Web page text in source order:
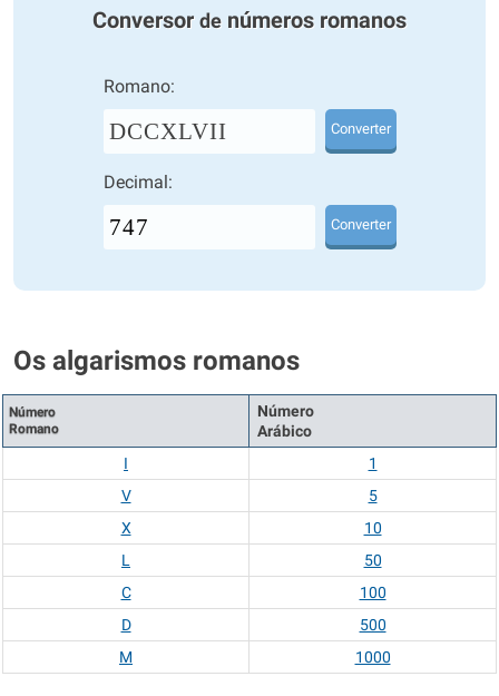
Conversor de números romanos
Romano:
DCCXLVII Converter
Decimal:
Converter
Os algarismos romanos
Número
Romano
Número
Arábico
I
1
V
5
X
10
L
50
C
100
D
500
M
1000